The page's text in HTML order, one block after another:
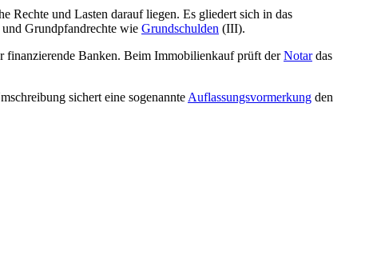
und Lasten darauf liegen. Es gliedert sich in das
Grundpfandrechte wie Grundschulden (III).
finanzierende Banken. Beim Immobilienkauf prüft derNotardas
sichert eine sogenannte Auflassungsvormerkung den